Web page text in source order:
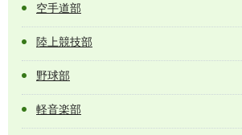
空手道部
陸上競技部
野球部
軽音楽部